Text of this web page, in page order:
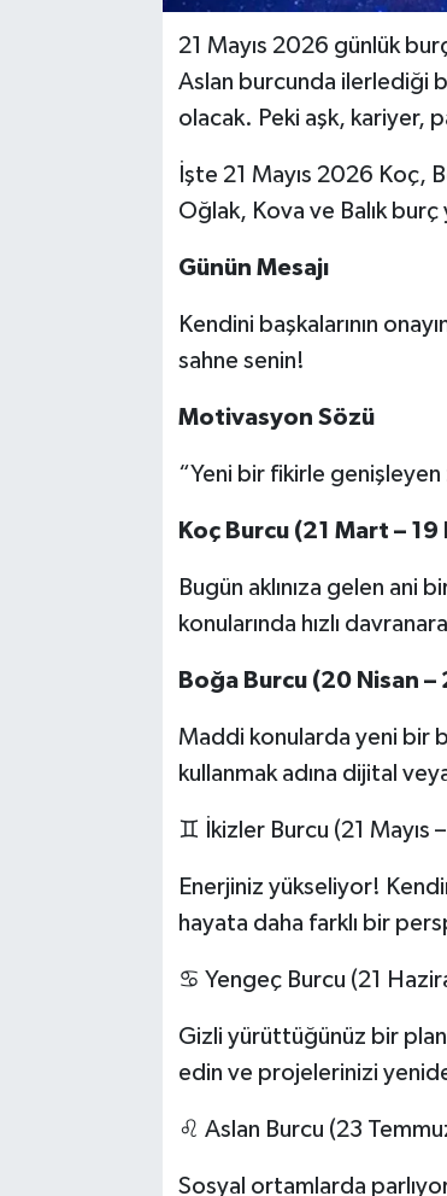
21 Mayıs 2026 günlük
Aslan burcunda ilerlediği
olacak. Peki aşk, kariyer,
İşte 21 Mayıs 2026 Koç,
Oğlak, Kova ve Balık
Günün Mesajı
Kendini başkalarının
sahne senin!
Motivasyon Sözü
“Yeni bir fikirle
Koç Burcu (21 Mart – 19
Bugün aklınıza gelen ani
konularında hızlı
Boğa Burcu (20 Nisan –
Maddi konularda yeni bir
kullanmak adına dijital
♊ İkizler Burcu (21 Mayıs
Enerjiniz yükseliyor!
hayata daha farklı bir
♋ Yengeç Burcu (21
Gizli yürüttüğünüz bir
edin ve projelerinizi
♌ Aslan Burcu (23
Sosyal ortamlarda